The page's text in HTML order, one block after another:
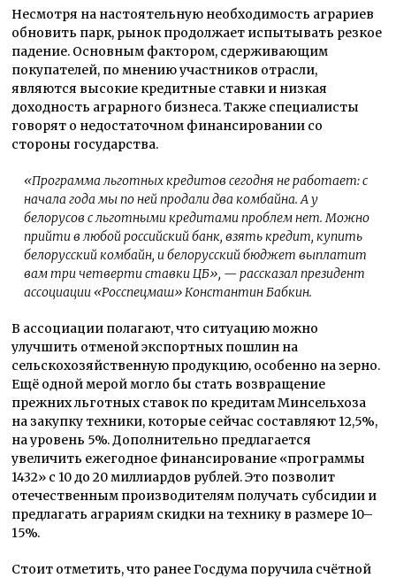
Несмотря на настоятельную необходимость аграриев
обновить парк, рынок продолжает испытывать резкое
падение. Основным фактором, сдерживающим
покупателей, по мнению участников отрасли,
являются высокие кредитные ставки и низкая
доходность аграрного бизнеса. Также специалисты
говорят о недостаточном финансировании со
стороны государства.
«Программа льготных кредитов сегодня не работает: c
начала года мы по ней продали два комбайна. А у
белорусов с льготными кредитами проблем нет. Можно
прийти в любой российский банк, взять кредит, купить
белорусский комбайн, и белорусский бюджет выплатит
вам три четверти ставки ЦБ», — рассказал президент
ассоциации «Росспецмаш» Константин Бабкин.
В ассоциации полагают, что ситуацию можно
улучшить отменой экспортных пошлин на
сельскохозяйственную продукцию, особенно на зерно.
Ещё одной мерой могло бы стать возвращение
прежних льготных ставок по кредитам Минсельхоза
на закупку техники, которые сейчас составляют 12,5%,
на уровень 5%. Дополнительно предлагается
увеличить ежегодное финансирование «программы
1432» с 10 до 20 миллиардов рублей. Это позволит
отечественным производителям получать субсидии и
предлагать аграриям скидки на технику в размере 10–
15%.
Стоит отметить, что ранее Госдума поручила счётной